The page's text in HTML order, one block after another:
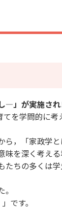
」が実施され
を学問的に
，「家政学
を深く考える
ちの多くは
です。